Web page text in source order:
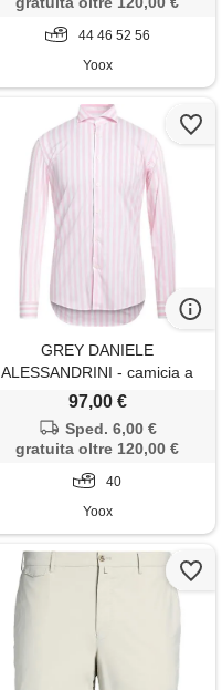
44 46 52 56
Yoox
GREY DANIELE
ALESSANDRINI - camicia a
righe - rosa
97,00 €
Sped. 6,00 €
gratuita oltre 120,00 €
40
Yoox